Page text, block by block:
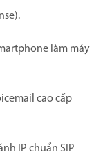
làm máy
cao cấp
IP chuẩn SIP